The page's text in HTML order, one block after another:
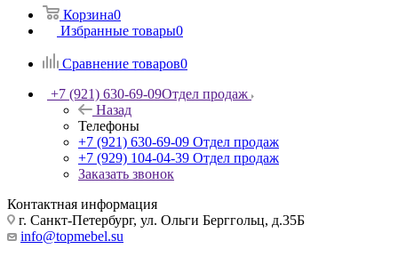
Корзина0
Избранные товары0
Сравнение товаров0
+7 (921) 630-69-09Отдел продаж
Назад
Телефоны
+7 (921) 630-69-09 Отдел продаж
+7 (929) 104-04-39 Отдел продаж
Заказать звонок
Контактная информация
г. Санкт-Петербург, ул. Ольги Берггольц, д.35Б
info@topmebel.su